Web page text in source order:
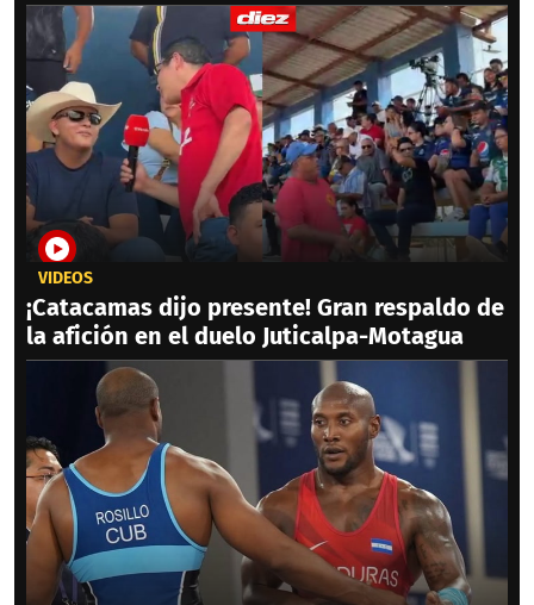
VIDEOS
¡Catacamas dijo presente! Gran respaldo de
la afición en el duelo Juticalpa-Motagua